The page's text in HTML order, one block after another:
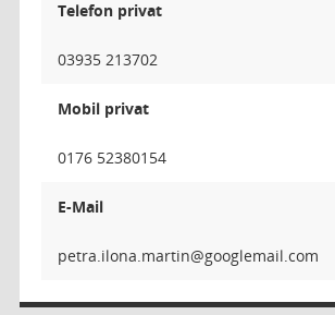
Telefon privat
03935 213702
Mobil privat
0176 52380154
E-Mail
nitram.an